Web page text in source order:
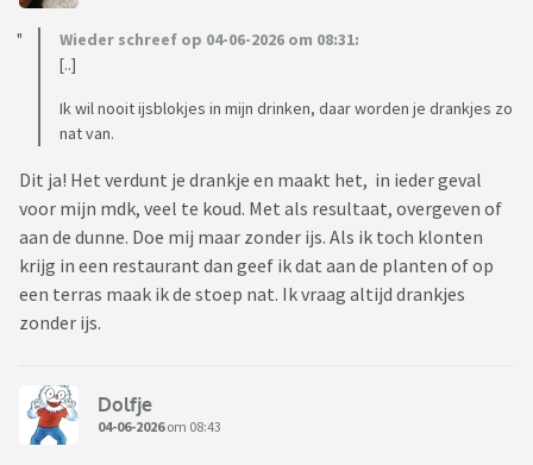
Wieder schreef op 04-06-2026 om 08:31:
[..]
Ik wil nooit ijsblokjes in mijn drinken, daar worden je drankjes zo
nat van.
Dit ja! Het verdunt je drankje en maakt het, in ieder geval
voor mijn mdk, veel te koud. Met als resultaat, overgeven of
aan de dunne. Doe mij maar zonder ijs. Als ik toch klonten
krijg in een restaurant dan geef ik dat aan de planten of op
een terras maak ik de stoep nat. Ik vraag altijd drankjes
zonder ijs.
Dolfje
04-06-2026om 08:43